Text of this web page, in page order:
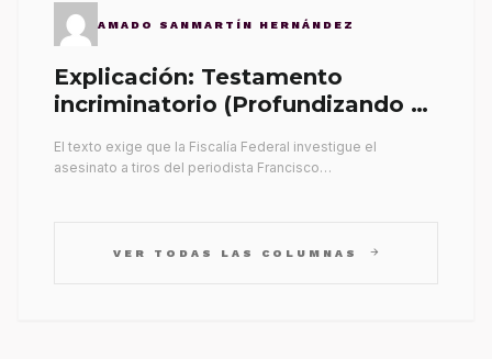
AMADO SANMARTÍN HERNÁNDEZ
Explicación: Testamento
incriminatorio (Profundizando su
El texto exige que la Fiscalía Federal investigue el
asesinato a tiros del periodista Francisco…
VER TODAS LAS COLUMNAS arrow_forward